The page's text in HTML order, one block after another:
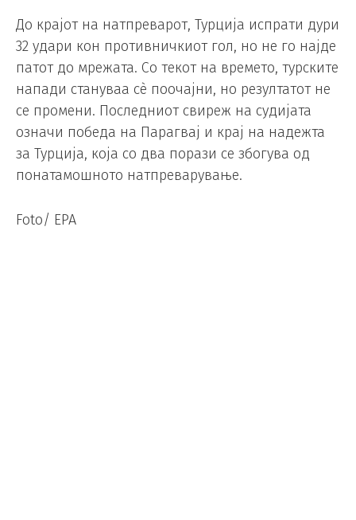
До крајот на натпреварот, Турција испрати дури
32 удари кон противничкиот гол, но не го најде
патот до мрежата. Со текот на времето, турските
напади стануваа сè поочајни, но резултатот не
се промени. Последниот свиреж на судијата
означи победа на Парагвај и крај на надежта
за Турција, која со два порази се збогува од
понатамошното натпреварување.
Foto/ EPA